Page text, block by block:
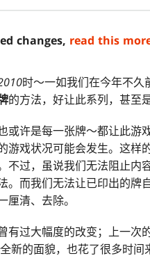
changes, read this
时～一如我们在今年不久
的方法，好让此系列，甚至
或许是每一张牌～都让此游
游戏状况可能会发生。这
不过，虽说我们无法阻止内
。而我们无法让已印出的
清、去除。
有过大幅度的改变；上一次
新的面貌，也花了很多时